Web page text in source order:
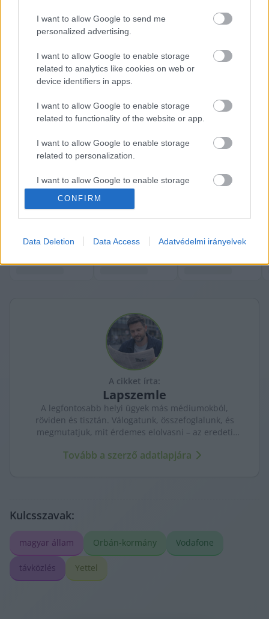
I want to allow Google to send me
personalized advertising.
I want to allow Google to enable storage
related to analytics like cookies on web or
device identifiers in apps.
I want to allow Google to enable storage
related to functionality of the website or app.
I want to allow Google to enable storage
related to personalization.
I want to allow Google to enable storage
related to security, including authentication
user protection.
CONFIRM
Data Deletion Data Access Adatvédelmi irányelvek
A 4iG-csoport két éve még egy közepes méretű,
döntően informatikai profilú vállalkozás volt,
amely méretes állami hátszéllel alapvetően csak
a magyar piacon növekedett. Aztán az állammal
közösen elköltött körülbelül 1000 milliárd
forintot távközlésre, és összevásárolt egy
európai szinten is számottevő távközlési
multicéget.
via
KECSUP SHORTS
A cikket írta:
Lapszemle
A legfontosabb helyi ügyek más médiumokból,
röviden és tisztán. Válogatunk, összefoglalunk, és
megmutatjuk, mit érdemes elolvasni – az eredeti
Tovább a szerző adatlapjára
Kulcsszavak:
magyar állam Orbán-kormány Vodafone
távközlés Yettel